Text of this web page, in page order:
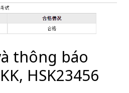
thông báo
HSK23456